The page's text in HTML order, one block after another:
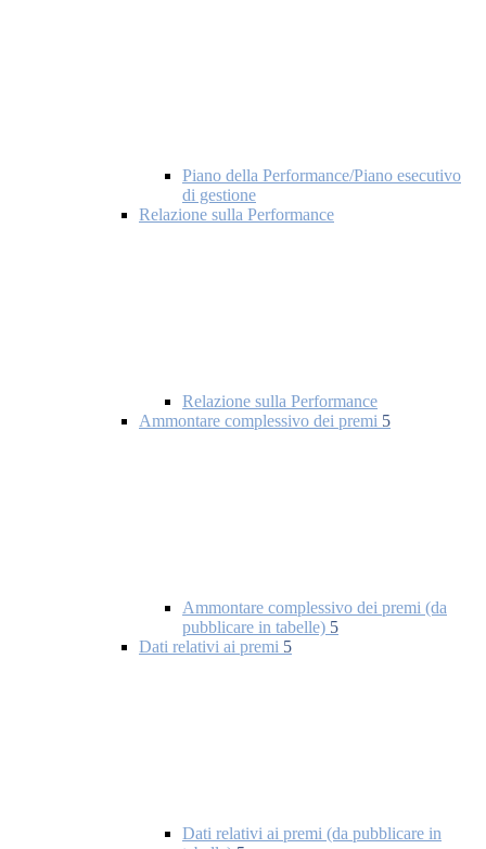
Piano della Performance/Piano esecutivo
di gestione
Relazione sulla Performance
Relazione sulla Performance
Ammontare complessivo dei premi 5
Ammontare complessivo dei premi (da
pubblicare in tabelle) 5
Dati relativi ai premi 5
Dati relativi ai premi (da pubblicare in